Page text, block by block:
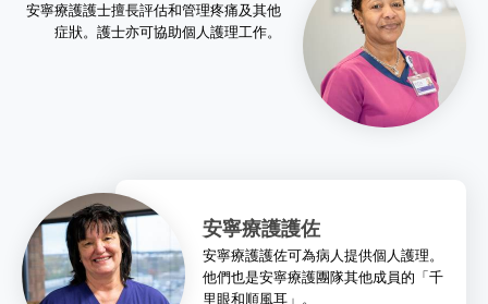
安寧療護護士擅長評估和管理疼痛及其他
症狀。護士亦可協助個人護理工作。
安寧療護護佐
安寧療護護佐可為病人提供個人護理。
他們也是安寧療護團隊其他成員的「千
里眼和順風耳」。